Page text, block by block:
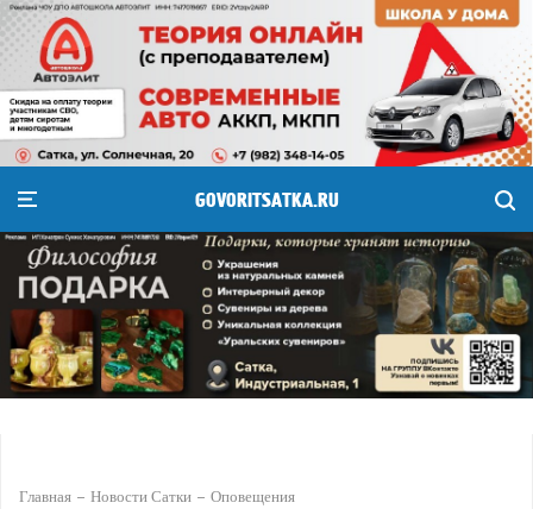
GOVORITSATKA.RU
Главная Новости Сатки Оповещения